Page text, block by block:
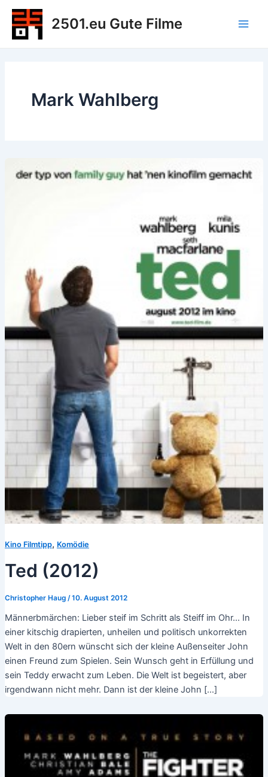
Zum
Inhalt
springen
2501.eu Gute Filme
Mark Wahlberg
Kino Filmtipp, Komödie
Ted (2012)
Christopher Haug /10. August 2012
Männerbmärchen: Lieber steif im Schritt als Steiff im Ohr… In
einer kitschig drapierten, unheilen und politisch unkorrekten
Welt in den 80ern wünscht sich der kleine Außenseiter John
einen Freund zum Spielen. Sein Wunsch geht in Erfüllung und
sein Teddy erwacht zum Leben. Die Welt ist begeistert, aber
irgendwann nicht mehr. Dann ist der kleine John […]